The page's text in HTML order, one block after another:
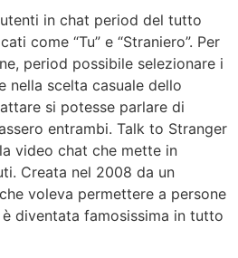
in chat period del tutto
come “Tu” e “Straniero”. Per
period possibile selezionare i
nella scelta casuale dello
si potesse parlare di
entrambi. Talk to Stranger
video chat che mette in
Creata nel 2008 da un
voleva permettere a persone
diventata famosissima in tutto